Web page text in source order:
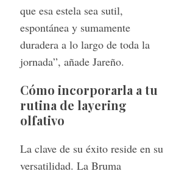
que esa estela sea sutil,
espontánea y sumamente
duradera a lo largo de toda la
jornada”, añade Jareño.
Cómo incorporarla a tu
rutina de layering
olfativo
La clave de su éxito reside en su
versatilidad. La Bruma